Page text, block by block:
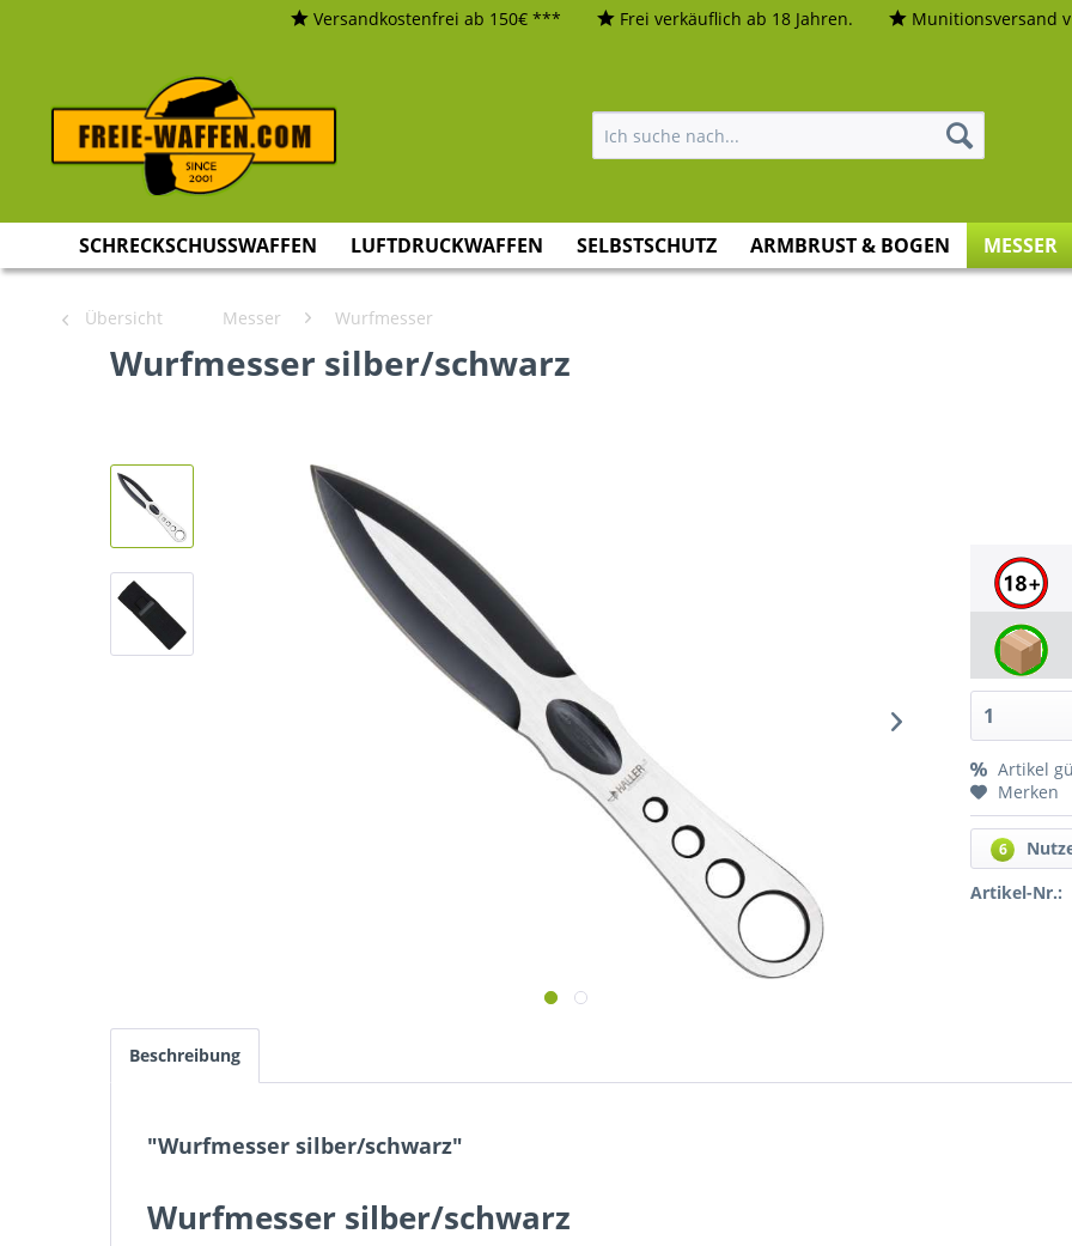
Versandkostenfrei ab 150€ *** Frei verkäuflich ab 18 Jahren. Munitionsversand
SCHRECKSCHUSSWAFFEN LUFTDRUCKWAFFEN SELBSTSCHUTZ ARMBRUST & BOGEN MESSER
Übersicht Messer Wurfmesser
Wurfmesser silber/schwarz
Artikel
Merken
6
Artikel-Nr.:
Beschreibung
"Wurfmesser silber/schwarz"
Wurfmesser silber/schwarz